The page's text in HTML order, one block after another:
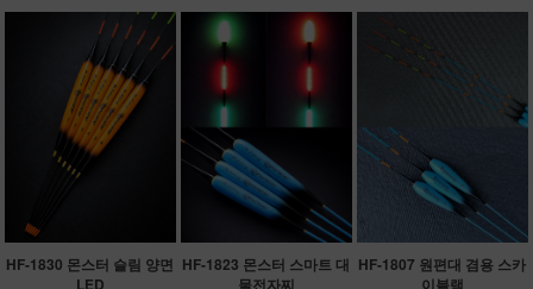
HF-1830 몬스터 슬림 양면
LED
HF-1823 몬스터 스마트 대
물전자찌
HF-1807 원편대 겸용 스카
이블랙